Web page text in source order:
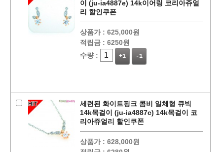
이 (ju-ia4887e) 14k이어링 코리아쥬얼
리 할인쿠폰
상품가 : 625,000원
적립금 : 6250원
수량 :
+1 -1
세련된 화이트핑크 콤비 일체형 큐빅
14k목걸이 (ju-ia4887c) 14k목걸이 코
리아쥬얼리 할인쿠폰
상품가 : 628,000원